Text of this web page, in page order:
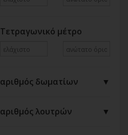
Τετραγωνικό μέτρο
αριθμός δωματίων ▼
αριθμός λουτρών ▼